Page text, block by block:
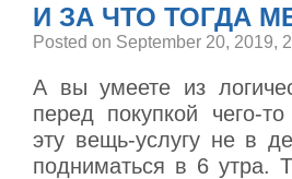
И ЗА ЧТО ТОГДА
Posted on September 20, 2019,
А вы умеете из
перед покупкой чего-
эту вещь-услугу не в
подниматься в 6 утра.